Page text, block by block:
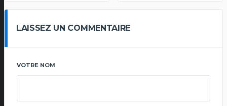
LAISSEZ UN COMMENTAIRE
VOTRE NOM